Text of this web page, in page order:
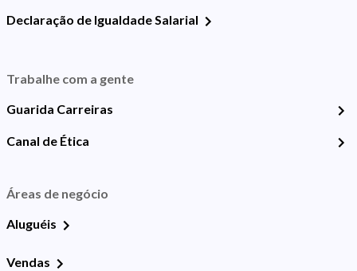
Declaração de Igualdade Salarial
Trabalhe com a gente
Guarida Carreiras
Canal de Ética
Áreas de negócio
Aluguéis
Vendas